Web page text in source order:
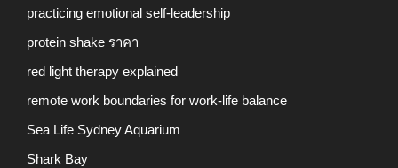
practicing emotional self-leadership
protein shake ราคา
red light therapy explained
remote work boundaries for work-life balance
Sea Life Sydney Aquarium
Shark Bay